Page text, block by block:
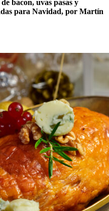
bacon, uvas pasas y
para Navidad, por Martín